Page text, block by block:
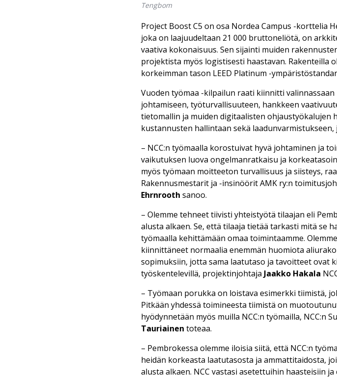
Tengbom
Project Boost C5 on osa Nordea Campus -korttelia
joka on laajuudeltaan 21 000 bruttoneliötä, on
vaativa kokonaisuus. Sen sijainti muiden
projektista myös logistisesti haastavan. Rakenteilla
korkeimman tason LEED Platinum -
Vuoden työmaa -kilpailun raati kiinnitti
johtamiseen, työturvallisuuteen, hankkeen
tietomallin ja muiden digitaalisten ohjaustyökalujen
kustannusten hallintaan sekä
– NCC:n työmaalla korostuivat hyvä johtaminen ja
vaikutuksen luova ongelmanratkaisu ja
myös työmaan moitteeton turvallisuus ja siisteys,
Rakennusmestarit ja -insinöörit AMK ry:n
Ehrnrooth sanoo.
– Olemme tehneet tiivisti yhteistyötä tilaajan eli
alusta alkaen. Se, että tilaaja tietää tarkasti mitä se
työmaalla kehittämään omaa toimintaamme.
kiinnittäneet normaalia enemmän huomiota
sopimuksiin, jotta sama laatutaso ja tavoitteet ovat
työskentelevillä, projektinjohtaja Jaakko Hakala
– Työmaan porukka on loistava esimerkki tiimistä,
Pitkään yhdessä toimineesta tiimistä on
hyödynnetään myös muilla NCC:n työmailla, NCC:n
Tauriainen toteaa.
– Pembrokessa olemme iloisia siitä, että NCC:n
heidän korkeasta laatutasosta ja ammattitaidosta,
alusta alkaen. NCC vastasi asetettuihin haasteisiin